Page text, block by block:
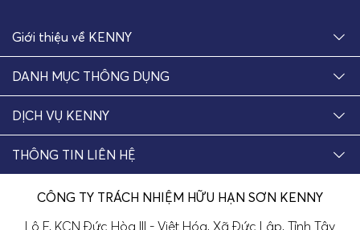
Giới thiệu về KENNY
DANH MỤC THÔNG DỤNG
DỊCH VỤ KENNY
THÔNG TIN LIÊN HỆ
CÔNG TY TRÁCH NHIỆM HỮU HẠN SƠN KENNY
Lô F, KCN Đức Hòa III - Việt Hóa, Xã Đức Lập, Tỉnh Tây